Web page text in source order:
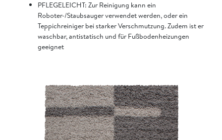
PFLEGELEICHT: Zur Reinigung kann ein
Roboter-/Staubsauger verwendet werden, oder ein
Teppichreiniger bei starker Verschmutzung. Zudem ist er
waschbar, antistatisch und für Fußbodenheizungen
geeignet